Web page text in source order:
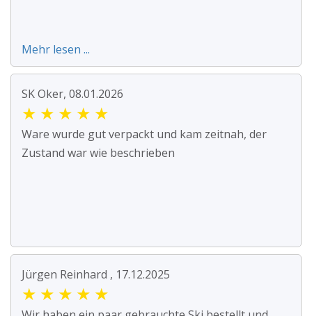
Mehr lesen ...
SK Oker, 08.01.2026
★ ★ ★ ★ ★
Ware wurde gut verpackt und kam zeitnah, der
Zustand war wie beschrieben
Jürgen Reinhard , 17.12.2025
★ ★ ★ ★ ★